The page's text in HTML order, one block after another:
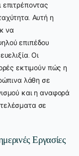
Αυτή η
να
επιπέδου
Οι
εκτιμούν πώς η
λάθη σε
και η αναφορά
σε
Εργασίες